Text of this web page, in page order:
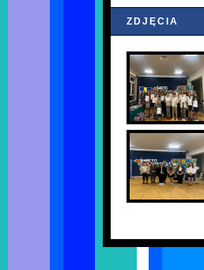
ZDJĘCIA